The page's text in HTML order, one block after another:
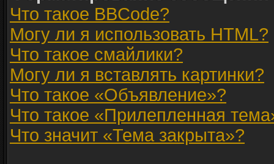
Что такое BBCode?
Могу ли я использовать HTML?
Что такое смайлики?
Могу ли я вставлять картинки?
Что такое «Объявление»?
Что такое «Прилепленная
Что значит «Тема закрыта»?